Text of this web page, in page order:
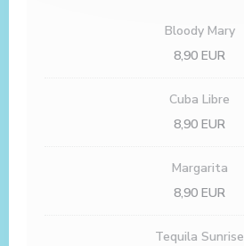
Bloody Mary
8,90 EUR
Cuba Libre
8,90 EUR
Margarita
8,90 EUR
Tequila Sunrise